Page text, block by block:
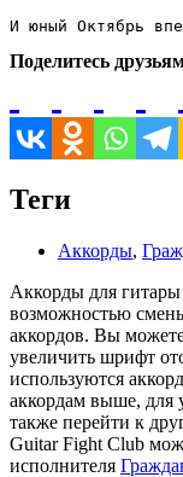
Поделитесь
Теги
Аккорды,
Аккорды для
возможностью
аккордов. Вы
увеличить шрифт
используются
аккордам выше, для
также перейти к
Guitar Fight Club
исполнителя